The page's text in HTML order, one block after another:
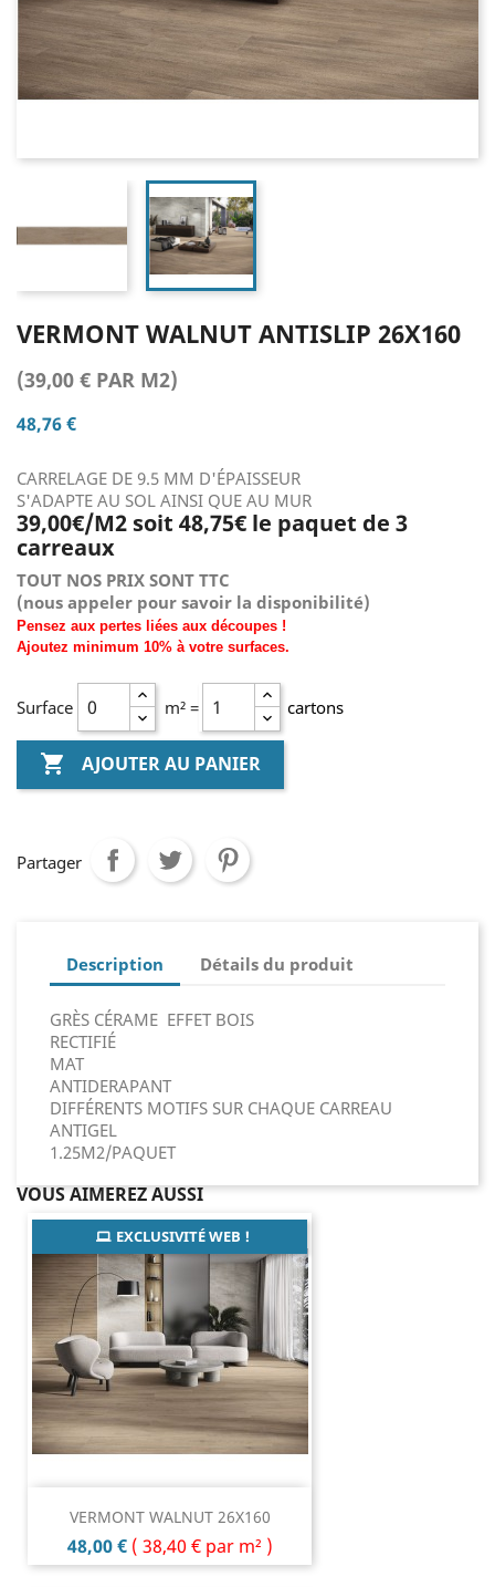
VERMONT WALNUT ANTISLIP 26X160
(39,00 € PAR M2)
48,76 €
CARRELAGE DE 9.5 MM D'ÉPAISSEUR
S'ADAPTE AU SOL AINSI QUE AU MUR
39,00€/M2 soit 48,75€ le paquet de 3
carreaux
TOUT NOS PRIX SONT TTC
(nous appeler pour savoir la disponibilité)
Pensez aux pertes liées aux découpes !
Ajoutez minimum 10% à votre surfaces.
Surface m² = cartons
 AJOUTER AU PANIER
Partager
Description Détails du produit
GRÈS CÉRAME EFFET BOIS
RECTIFIÉ
MAT
ANTIDERAPANT
DIFFÉRENTS MOTIFS SUR CHAQUE CARREAU
ANTIGEL
1.25M2/PAQUET
VOUS AIMEREZ AUSSI
VERMONT WALNUT 26X160
Prix
48,00 € ( 38,40 € par m² )
EXCLUSIVITÉ WEB !